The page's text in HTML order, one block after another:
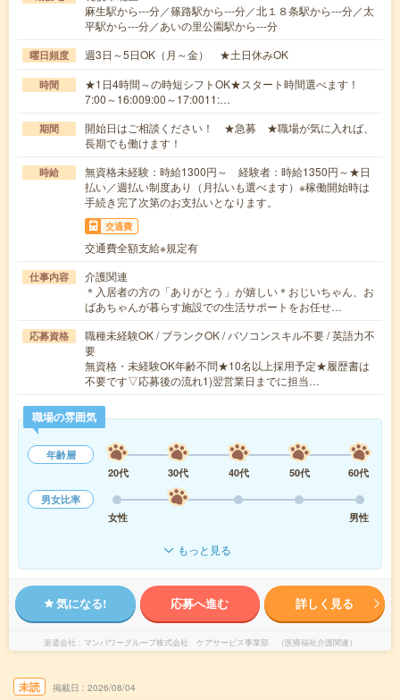
麻生駅から---分／篠路駅から---分／北１８条駅から---分／太
平駅から---分／あいの里公園駅から---分
曜日頻度 週3日～5日OK（月～金） ★土日休みOK
時間
★1日4時間～の時短シフトOK★スタート時間選べます！
7:00～16:009:00～17:0011:…
期間
開始日はご相談ください！ ★急募 ★職場が気に入れば、
長期でも働けます！
時給
無資格未経験：時給1300円～ 経験者：時給1350円～★日
払い／週払い制度あり（月払いも選べます）※稼働開始時は
手続き完了次第のお支払いとなります。
交通費
交通費全額支給※規定有
仕事内容
介護関連
＊入居者の方の「ありがとう」が嬉しい＊おじいちゃん、お
ばあちゃんが暮らす施設での生活サポートをお任せ…
応募資格
職種未経験OK / ブランクOK / パソコンスキル不要 / 英語力不
要
無資格・未経験OK年齢不問★10名以上採用予定★履歴書は
不要です▽応募後の流れ1)翌営業日までに担当…
職場の雰囲気
年齢層
20代
30代 40代 50代
60代
男女比率
女性
男性
もっと見る
気になる! 応募へ進む 詳しく見る
派遣会社 マンパワーグループ株式会社 ケアサービス事業部 （医療福祉介護関連）
未読 掲載日 2026/08/04